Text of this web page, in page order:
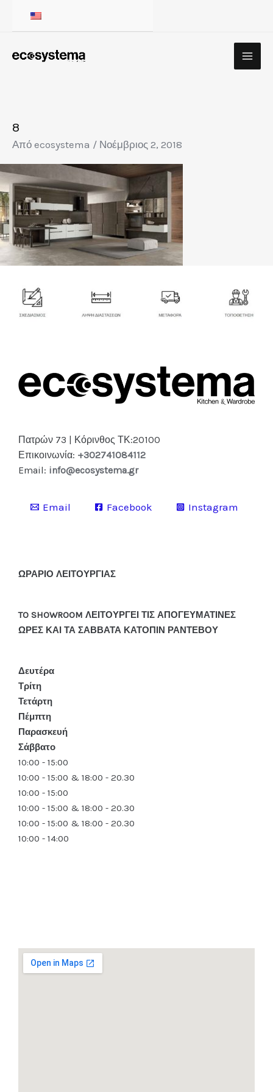
8
Από ecosystema / Νοέμβριος 2, 2018
Πατρών 73 | Κόρινθος ΤΚ:20100
Επικοινωνία: +302741084112
Email: info@ecosystema.gr
Email Facebook Instagram
ΩΡΑΡΙΟ ΛΕΙΤΟΥΡΓΙΑΣ
TO SHOWROOM ΛΕΙΤΟΥΡΓΕΙ ΤΙΣ ΑΠΟΓΕΥΜΑΤΙΝΕΣ
ΩΡΕΣ ΚΑΙ ΤΑ ΣΑΒΒΑΤΑ ΚΑΤΟΠΙΝ ΡΑΝΤΕΒΟΥ
Δευτέρα
Τρίτη
Τετάρτη
Πέμπτη
Παρασκευή
Σάββατο
10:00 - 15:00
10:00 - 15:00 & 18:00 - 20.30
10:00 - 15:00
10:00 - 15:00 & 18:00 - 20.30
10:00 - 15:00 & 18:00 - 20.30
10:00 - 14:00